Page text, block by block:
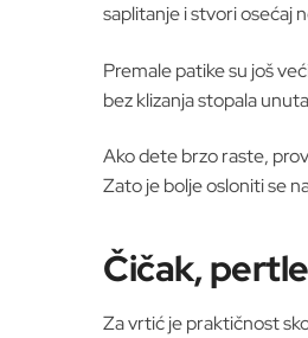
saplitanje i stvori osećaj
Premale patike su još
bez klizanja stopala
Ako dete brzo raste,
Zato je bolje osloniti se
Čičak,
Za vrtić je praktičnost